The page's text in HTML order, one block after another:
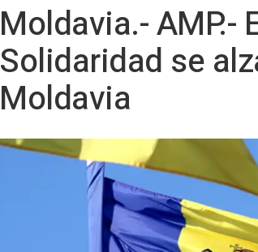
Moldavia.- AMP.-
Solidaridad se
Moldavia